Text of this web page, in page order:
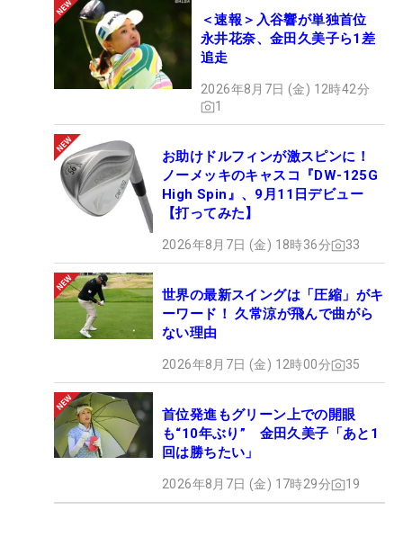
＜速報＞入谷響が単独首位
永井花奈、金田久美子ら1差
追走
2026年8月7日 (金) 12時42分
1
お助けドルフィンが激スピンに！
ノーメッキのキャスコ『DW-125G
High Spin』、9月11日デビュー
【打ってみた】
2026年8月7日 (金) 18時36分 33
世界の最新スイングは「圧縮」がキ
ーワード！ 久常涼が飛んで曲がら
ない理由
2026年8月7日 (金) 12時00分 35
首位発進もグリーン上での開眼
も“10年ぶり” 金田久美子「あと1
回は勝ちたい」
2026年8月7日 (金) 17時29分 19